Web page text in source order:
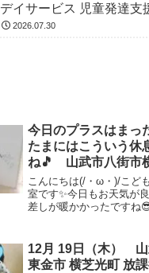
デイサービス 児童発達支
2026.07.30
今日のプラスはまっ
たまにはこういう休
ね🎵 山武市八街市
ービス児童発達支援
こんにちは(/・ω・)/こど
室です✨今日もお天気が
差しが暖かかったですね
す😃それでは、今日の成
ご紹介したいと思い...
12月 19日（木） 山
東金市 横芝光町 放